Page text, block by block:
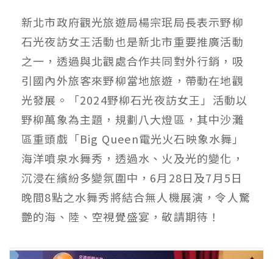
新北市政府觀光旅遊局楊宗珉局長表示野柳
石光夜訪女王活動也是新北市重要推廣活動
之一，透過與北觀處合作共同對外行銷，吸
引國內外旅客來野柳當地旅遊，帶動在地觀
光發展。「2024野柳石光夜訪女王」活動以
野柳萬象為主題，規劃八大燈區，其中沙灘
區重頭戲「Big Queen電光火石映象水舞」
海洋噴泉水舞秀，透過水、火及光的變化，
沉浸在繽紛多變氛圍中，6月28日及7月5日
晚間8點之水舞秀將結合無人機展演，令人驚
艷的海、陸、空視覺盛宴，敬請期待！